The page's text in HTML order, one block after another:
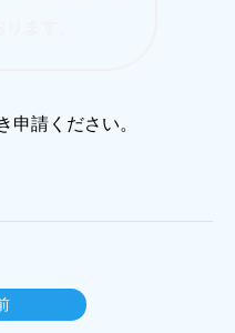
申請ください。